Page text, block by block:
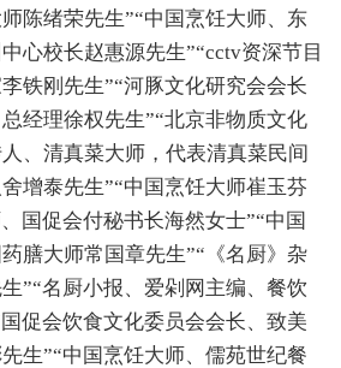
陈绪荣先生”“中国烹饪大师、东
心校长赵惠源先生”“cctv资深节目
铁刚先生”“河豚文化研究会会长
经理徐权先生”“北京非物质文化
、清真菜大师，代表清真菜民间
增泰先生”“中国烹饪大师崔玉芬
国促会付秘书长海然女士”“中国
膳大师常国章先生”“《名厨》杂
”“名厨小报、爱剁网主编、餐饮
促会饮食文化委员会会长、致美
生”“中国烹饪大师、儒苑世纪餐